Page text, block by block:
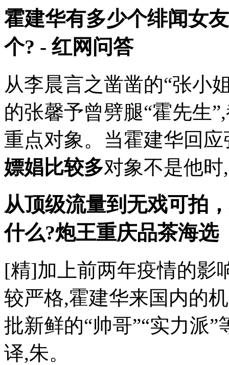
霍建华有多少个绯闻女
个? - 红网问答
从李晨言之凿凿的“张小
的张馨予曾劈腿“霍先生
重点对象。当霍建华回
嫖娼比较多对象不是他
从顶级流量到无戏可拍
什么?炮王重庆品茶海选
[精]加上前两年疫情的影
较严格,霍建华来国内的
批新鲜的“帅哥”“实力派
译,朱。